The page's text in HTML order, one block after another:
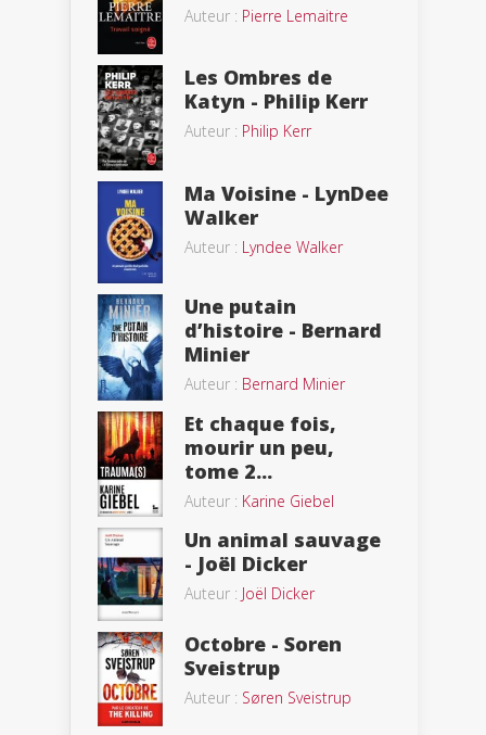
Auteur : Pierre Lemaitre
Les Ombres de
Katyn - Philip Kerr
Auteur : Philip Kerr
Ma Voisine - LynDee
Walker
Auteur : Lyndee Walker
Une putain
d’histoire - Bernard
Minier
Auteur : Bernard Minier
Et chaque fois,
mourir un peu,
tome 2...
Auteur : Karine Giebel
Un animal sauvage
- Joël Dicker
Auteur : Joël Dicker
Octobre - Soren
Sveistrup
Auteur : Søren Sveistrup